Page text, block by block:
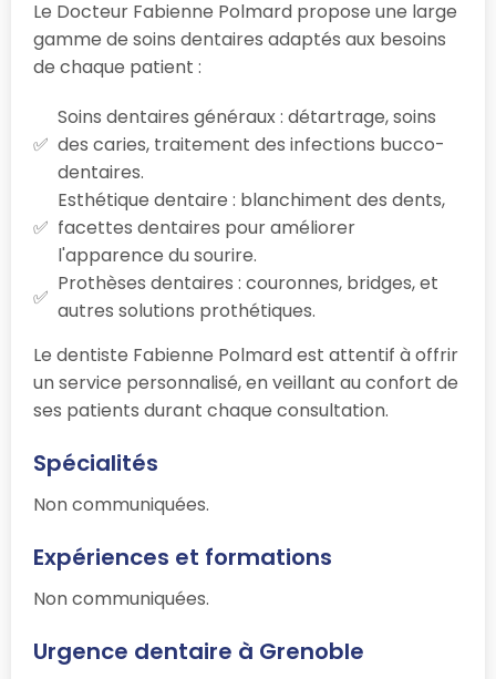
Le Docteur Fabienne Polmard propose une large
gamme de soins dentaires adaptés aux besoins
de chaque patient :
Soins dentaires généraux : détartrage, soins
des caries, traitement des infections bucco-
dentaires.
Esthétique dentaire : blanchiment des dents,
facettes dentaires pour améliorer
l'apparence du sourire.
Prothèses dentaires : couronnes, bridges, et
autres solutions prothétiques.
Le dentiste Fabienne Polmard est attentif à offrir
un service personnalisé, en veillant au confort de
ses patients durant chaque consultation.
Spécialités
Non communiquées.
Expériences et formations
Non communiquées.
Urgence dentaire à Grenoble